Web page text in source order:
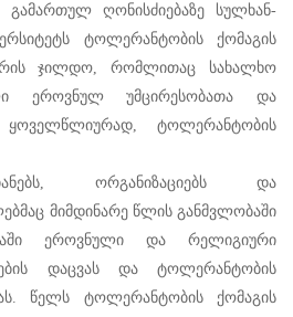
გამართულ ღონისძიებაზე სულხან-
ტოლერანტობის ქომაგის
ჯილდო, რომლითაც სახალხო
ეროვნულ უმცირესობათა და
ყოველწლიურად, ტოლერანტობის
ორგანიზაციებს და
მიმდინარე წლის განმვლობაში
ეროვნული და რელიგიური
დაცვას და ტოლერანტობის
წელს ტოლერანტობის ქომაგის